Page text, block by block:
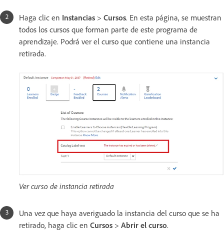
Haga clic en Instancias > Cursos. En esta página, se muestran
todos los cursos que forman parte de este programa de
aprendizaje. Podrá ver el curso que contiene una instancia
retirada.
Ver curso de instancia retirada
Una vez que haya averiguado la instancia del curso que se ha
retirado, haga clic en Cursos > Abrir el curso.